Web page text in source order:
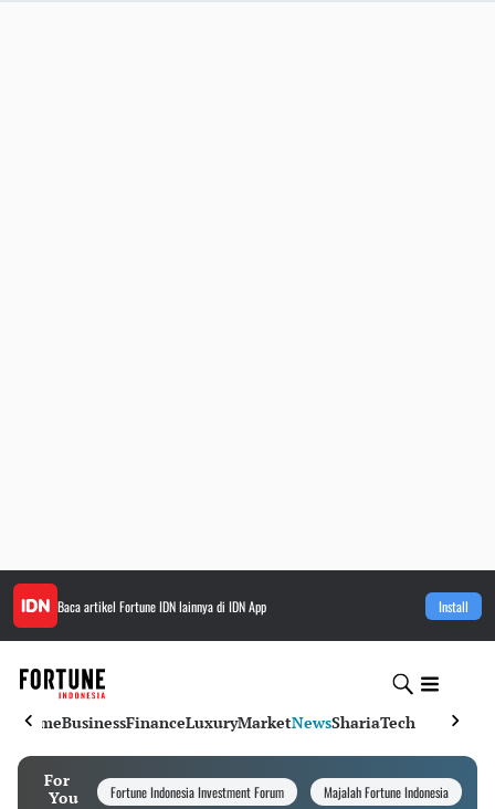
Baca artikel Fortune IDNlainnya di IDN App Install
HomeBusinessFinanceLuxuryMarketNewsShariaTech
For
You
Fortune Indonesia Investment Forum Majalah Fortune Indonesia